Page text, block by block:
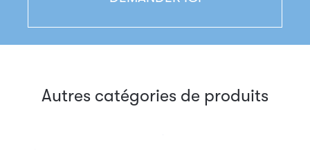
Autres catégories de produits